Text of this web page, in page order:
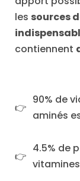
les sources
contiennent
90% de
aminés
4.5% de
vitamines